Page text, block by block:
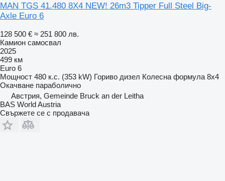
MAN TGS 41.480 8X4 NEW! 26m3 Tipper Full Steel Big-
Axle Euro 6
128 500 € ≈ 251 800 лв.
Камион самосвал
2025
499 км
Euro 6
Мощност 480 к.с. (353 kW) Гориво дизел Колесна формула 8x4
Окачване параболично
Австрия, Gemeinde Bruck an der Leitha
BAS World Austria
Свържете се с продавача